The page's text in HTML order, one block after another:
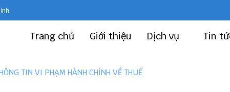
Trang chủ Giới thiệu Dịch vụ Tin
TIN VI PHẠM HÀNH CHÍNH VỀ THUẾ